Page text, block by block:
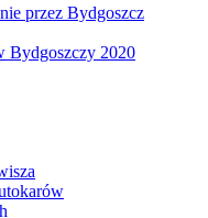
przez Bydgoszcz
Bydgoszczy 2020